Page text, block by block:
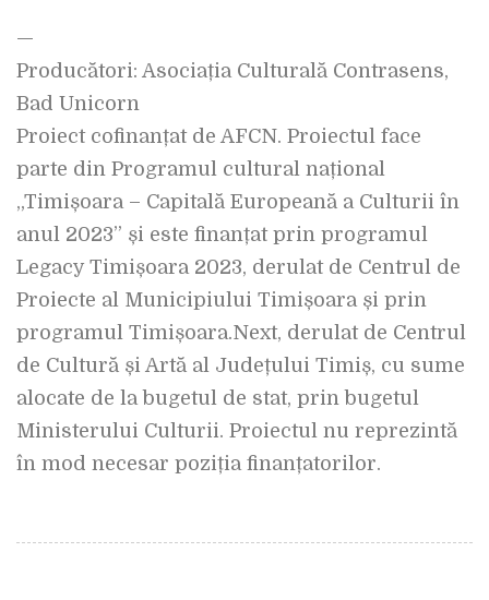
—
Producători: Asociația Culturală Contrasens,
Bad Unicorn
Proiect cofinanțat de AFCN. Proiectul face
parte din Programul cultural național
„Timișoara – Capitală Europeană a Culturii în
anul 2023” și este finanțat prin programul
Legacy Timișoara 2023, derulat de Centrul de
Proiecte al Municipiului Timișoara și prin
programul Timișoara.Next, derulat de Centrul
de Cultură și Artă al Județului Timiș, cu sume
alocate de la bugetul de stat, prin bugetul
Ministerului Culturii. Proiectul nu reprezintă
în mod necesar poziția finanțatorilor.